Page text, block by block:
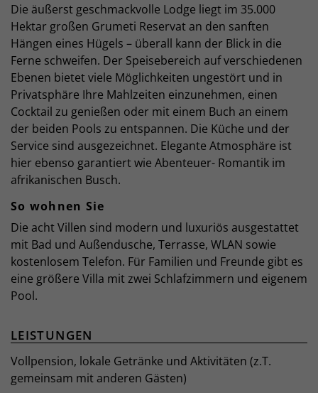
Die äußerst geschmackvolle Lodge liegt im 35.000
Hektar großen Grumeti Reservat an den sanften
Hängen eines Hügels – überall kann der Blick in die
Ferne schweifen. Der Speisebereich auf verschiedenen
Ebenen bietet viele Möglichkeiten ungestört und in
Privatsphäre Ihre Mahlzeiten einzunehmen, einen
Cocktail zu genießen oder mit einem Buch an einem
der beiden Pools zu entspannen. Die Küche und der
Service sind ausgezeichnet. Elegante Atmosphäre ist
hier ebenso garantiert wie Abenteuer- Romantik im
afrikanischen Busch.
So wohnen Sie
Die acht Villen sind modern und luxuriös ausgestattet
mit Bad und Außendusche, Terrasse, WLAN sowie
kostenlosem Telefon. Für Familien und Freunde gibt es
eine größere Villa mit zwei Schlafzimmern und eigenem
Pool.
LEISTUNGEN
Vollpension, lokale Getränke und Aktivitäten (z.T.
gemeinsam mit anderen Gästen)